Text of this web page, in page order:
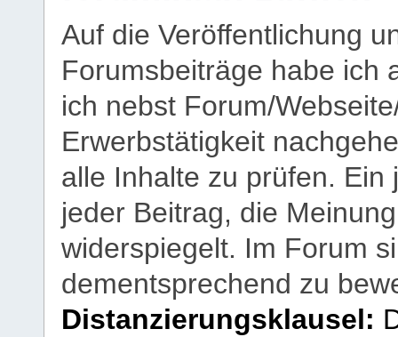
Auf die Veröffentlichung
Forumsbeiträge habe ich
ich nebst Forum/
Erwerbstätigkeit
alle Inhalte zu prüfen.
jeder Beitrag, die
widerspiegelt. Im Forum
dementsprechend zu
Distanzierungsklausel: